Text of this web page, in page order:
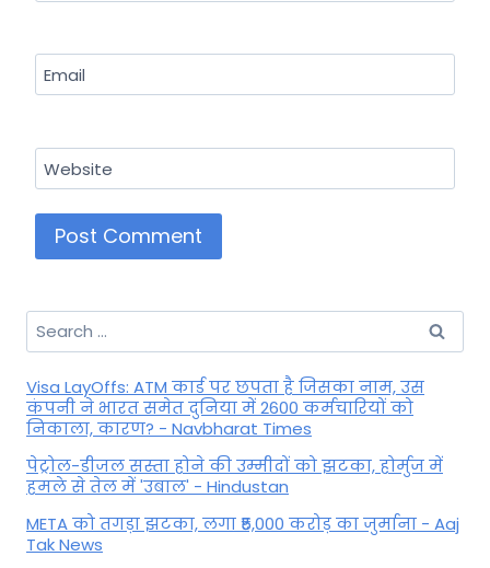
Email
Website
Search
for:
Visa LayOffs: ATM कार्ड पर छपता है जिसका नाम, उस
कंपनी ने भारत समेत दुनिया में 2600 कर्मचारियों को
निकाला, कारण? - Navbharat Times
पेट्रोल-डीजल सस्ता होने की उम्मीदों को झटका, होर्मुज में
हमले से तेल में 'उबाल' - Hindustan
META को तगड़ा झटका, लगा ₹5,000 करोड़ का जुर्माना - Aaj
Tak News